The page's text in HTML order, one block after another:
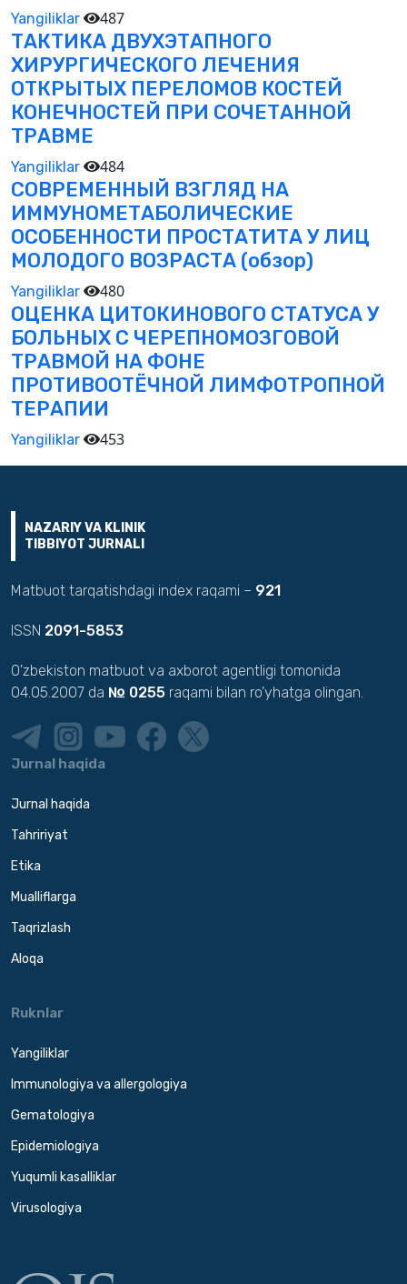
Yangiliklar 487
ТАКТИКА ДВУХЭТАПНОГО
ХИРУРГИЧЕСКОГО ЛЕЧЕНИЯ
ОТКРЫТЫХ ПЕРЕЛОМОВ КОСТЕЙ
КОНЕЧНОСТЕЙ ПРИ СОЧЕТАННОЙ
ТРАВМЕ
Yangiliklar 484
СОВРЕМЕННЫЙ ВЗГЛЯД НА
ИММУНОМЕТАБОЛИЧЕСКИЕ
ОСОБЕННОСТИ ПРОСТАТИТА У ЛИЦ
МОЛОДОГО ВОЗРАСТА (обзор)
Yangiliklar 480
ОЦЕНКА ЦИТОКИНОВОГО СТАТУСА У
БОЛЬНЫХ С ЧЕРЕПНОМОЗГОВОЙ
ТРАВМОЙ НА ФОНЕ
ПРОТИВООТЁЧНОЙ ЛИМФОТРОПНОЙ
ТЕРАПИИ
Yangiliklar 453
NAZARIY VA KLINIK
TIBBIYOT JURNALI
Matbuot tarqatishdagi index raqami – 921
ISSN 2091-5853
O'zbekiston matbuot va axborot agentligi tomonida
04.05.2007 da № 0255 raqami bilan ro'yhatga olingan.
Jurnal haqida
Jurnal haqida
Tahririyat
Etika
Mualliflarga
Taqrizlash
Aloqa
Ruknlar
Yangiliklar
Immunologiya va allergologiya
Gematologiya
Epidemiologiya
Yuqumli kasalliklar
Virusologiya